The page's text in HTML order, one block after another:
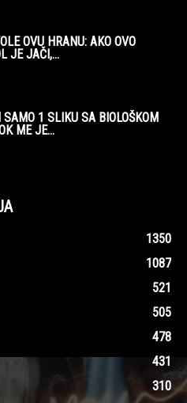
OVU HRANU: AKO OVO
JE JAČI,...
1 SLIKU SA BIOLOŠKOM
ME JE...
1350
1087
521
505
478
431
310